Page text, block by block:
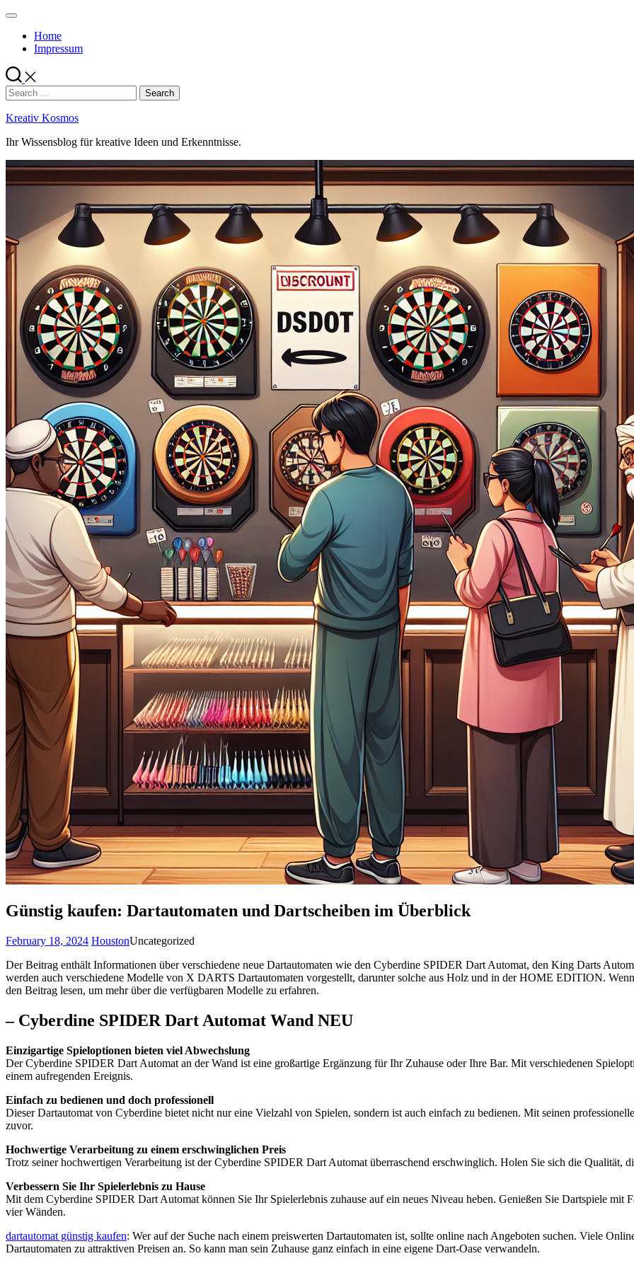
Skip
contentHome
Impressum
Search
for:
Kreativ Kosmos
Ihr Wissensblog für kreative Ideen und Erkenntnisse.
Günstig kaufen: Dartautomaten und Dartscheiben im Überblick
February 18, 2024 HoustonUncategorized
Der Beitrag enthält Informationen über verschiedene neue Dartautomaten wie den Cyberdine SPIDER Dart Automat, den King Darts
werden auch verschiedene Modelle von X DARTS Dartautomaten vorgestellt, darunter solche aus Holz und in der HOME EDITION.
den Beitrag lesen, um mehr über die verfügbaren Modelle zu erfahren.
– Cyberdine SPIDER Dart Automat Wand NEU
Einzigartige Spieloptionen bieten viel Abwechslung
Der Cyberdine SPIDER Dart Automat an der Wand ist eine großartige Ergänzung für Ihr Zuhause oder Ihre Bar. Mit verschiedenen
einem aufregenden Ereignis.
Einfach zu bedienen und doch professionell
Dieser Dartautomat von Cyberdine bietet nicht nur eine Vielzahl von Spielen, sondern ist auch einfach zu bedienen. Mit seinen
zuvor.
Hochwertige Verarbeitung zu einem erschwinglichen Preis
Trotz seiner hochwertigen Verarbeitung ist der Cyberdine SPIDER Dart Automat überraschend erschwinglich. Holen Sie sich die Qualität,
Verbessern Sie Ihr Spielerlebnis zu Hause
Mit dem Cyberdine SPIDER Dart Automat können Sie Ihr Spielerlebnis zuhause auf ein neues Niveau heben. Genießen Sie Dartspiele mit
vier Wänden.
dartautomat günstig kaufen: Wer auf der Suche nach einem preiswerten Dartautomaten ist, sollte online nach Angeboten suchen. Viele
Dartautomaten zu attraktiven Preisen an. So kann man sein Zuhause ganz einfach in eine eigene Dart-Oase verwandeln.